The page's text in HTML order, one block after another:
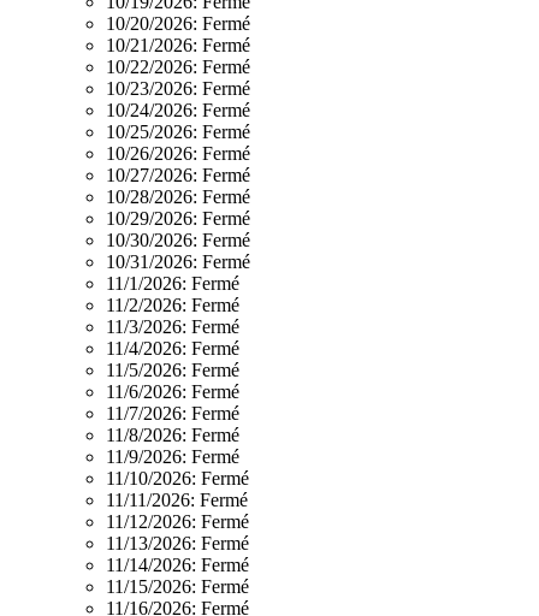
10/20/2026: Fermé
10/21/2026: Fermé
10/22/2026: Fermé
10/23/2026: Fermé
10/24/2026: Fermé
10/25/2026: Fermé
10/26/2026: Fermé
10/27/2026: Fermé
10/28/2026: Fermé
10/29/2026: Fermé
10/30/2026: Fermé
10/31/2026: Fermé
11/1/2026: Fermé
11/2/2026: Fermé
11/3/2026: Fermé
11/4/2026: Fermé
11/5/2026: Fermé
11/6/2026: Fermé
11/7/2026: Fermé
11/8/2026: Fermé
11/9/2026: Fermé
11/10/2026: Fermé
11/11/2026: Fermé
11/12/2026: Fermé
11/13/2026: Fermé
11/14/2026: Fermé
11/15/2026: Fermé
11/16/2026: Fermé